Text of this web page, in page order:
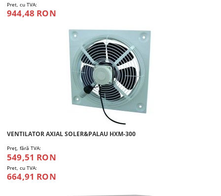
Pret, cu TVA:
944,48 RON
VENTILATOR AXIAL SOLER&PALAU HXM-300
Preţ, fără TVA:
549,51 RON
Pret, cu TVA:
664,91 RON